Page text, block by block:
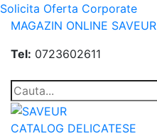
Solicita Oferta Corporate
MAGAZIN ONLINE SAVEUR
Tel: 0723602611
CATALOG DELICATESE